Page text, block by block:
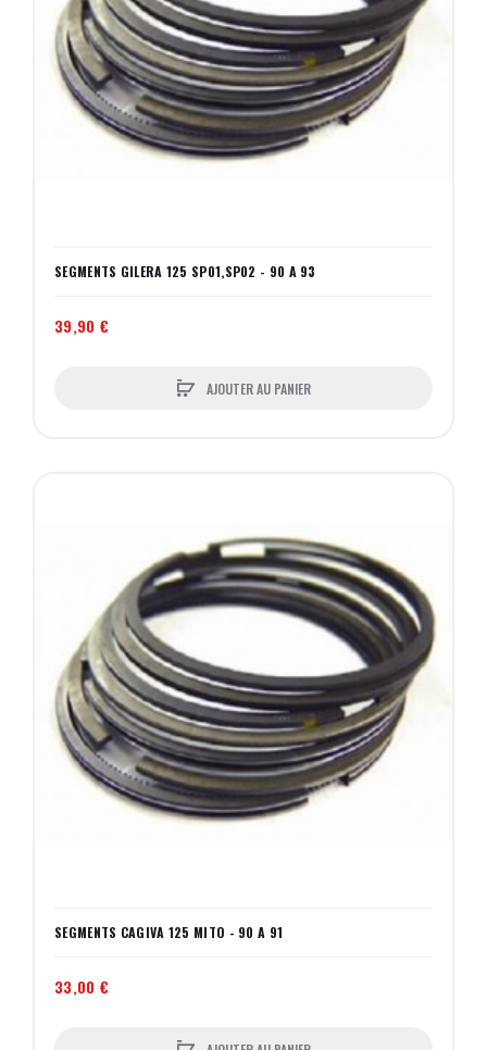
SEGMENTS GILERA 125 SP01,SP02 - 90 A 93
39,90 €
AJOUTER AU PANIER
SEGMENTS CAGIVA 125 MITO - 90 A 91
33,00 €